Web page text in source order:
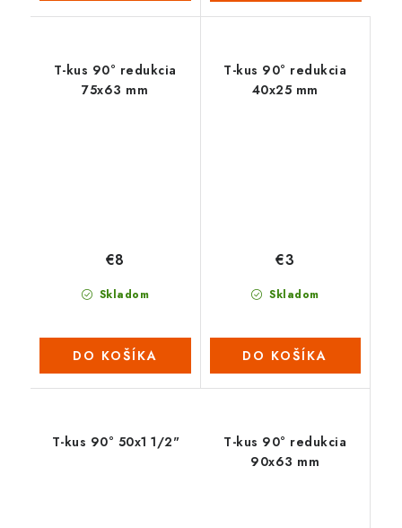
T-kus 90° redukcia
75x63 mm
Skladom
€8
DO KOŠÍKA
T-kus 90° redukcia
40x25 mm
Skladom
€3
DO KOŠÍKA
T-kus 90° 50x1 1/2"
T-kus 90° redukcia
90x63 mm